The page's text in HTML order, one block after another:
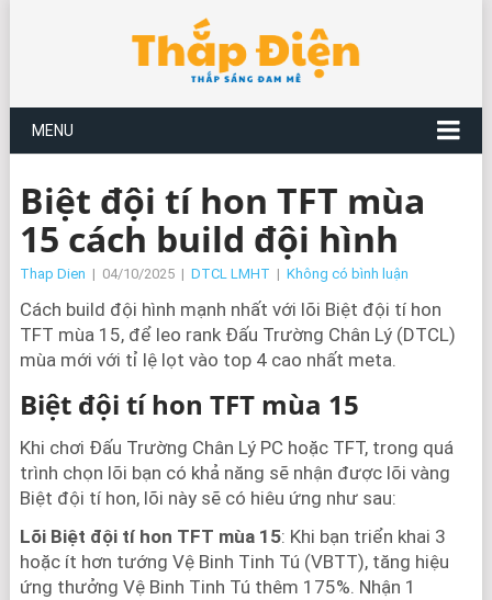
MENU
Biệt đội tí hon TFT mùa
15 cách build đội hình
Thap Dien | 04/10/2025 | DTCL LMHT | Không có bình luận
Cách build đội hình mạnh nhất với lõi Biệt đội tí hon
TFT mùa 15, để leo rank Đấu Trường Chân Lý (DTCL)
mùa mới với tỉ lệ lọt vào top 4 cao nhất meta.
Biệt đội tí hon TFT mùa 15
Khi chơi Đấu Trường Chân Lý PC hoặc TFT, trong quá
trình chọn lõi bạn có khả năng sẽ nhận được lõi vàng
Biệt đội tí hon, lõi này sẽ có hiêu ứng như sau:
Lõi Biệt đội tí hon TFT mùa 15: Khi bạn triển khai 3
hoặc ít hơn tướng Vệ Binh Tinh Tú (VBTT), tăng hiệu
ứng thưởng Vệ Binh Tinh Tú thêm 175%. Nhận 1